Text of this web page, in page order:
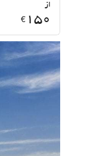
از
€ 150